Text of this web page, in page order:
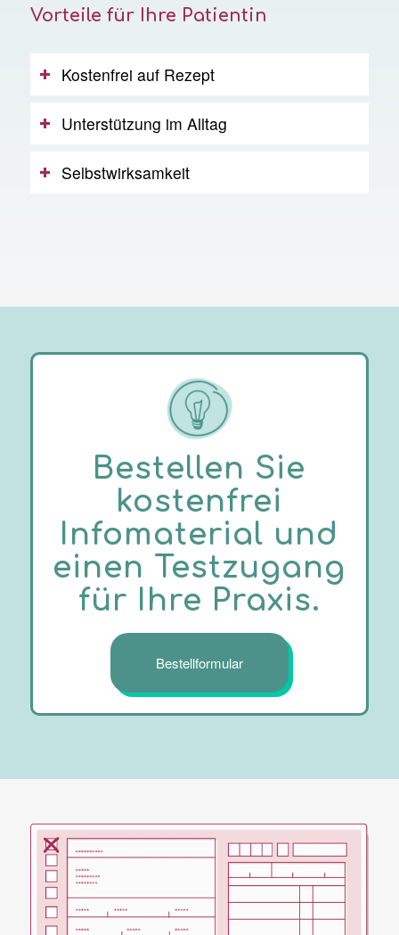
Vorteile für Ihre Patientin
Kostenfrei auf Rezept
Unterstützung im Alltag
Selbstwirksamkeit
Bestellen Sie
kostenfrei
Infomaterial und
einen Testzugang
für Ihre Praxis.
Bestellformular